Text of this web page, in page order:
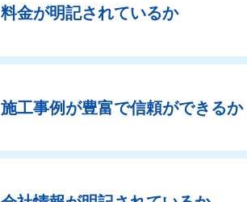
料金が明記されているか
施工事例が豊富で信頼ができるか